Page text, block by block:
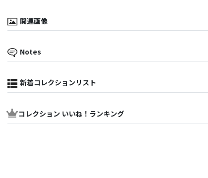
関連画像
Notes
新着コレクションリスト
コレクション いいね！ランキング